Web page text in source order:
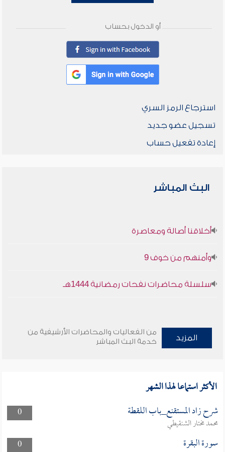
أو الدخول بحساب
استرجاع الرمز السري
تسجيل عضو جديد
إعادة تفعيل حساب
البث المباشر
أخلاقنا أصالة ومعاصرة
وأمنهم من خوف 9
سلسلة محاضرات نفحات رمضانية 1444هـ
المزيد
من الفعاليات والمحاضرات الأرشيفية من
خدمة البث المباشر
الأكثر استماعا لهذا الشهر
0 شرح زاد المستقنع_باب اللقطة
محمد مختار الشنقيطي
0
سورة البقرة